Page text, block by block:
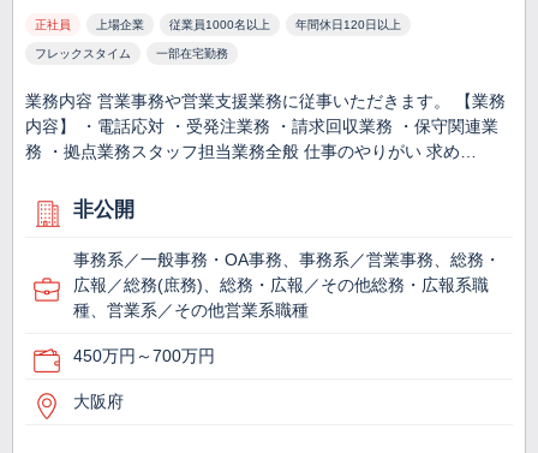
正社員 上場企業 従業員1000名以上 年間休日120日以上
フレックスタイム 一部在宅勤務
業務内容 営業事務や営業支援業務に従事いただきます。 【業務
内容】 ・電話応対 ・受発注業務 ・請求回収業務 ・保守関連業
務 ・拠点業務スタッフ担当業務全般 仕事のやりがい 求め…
非公開
事務系／一般事務・OA事務、事務系／営業事務、総務・
広報／総務(庶務)、総務・広報／その他総務・広報系職
種、営業系／その他営業系職種
450万円～700万円
大阪府